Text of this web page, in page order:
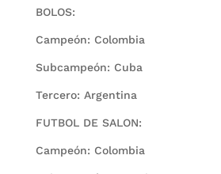
BOLOS:
Campeón: Colombia
Subcampeón: Cuba
Tercero: Argentina
FUTBOL DE SALON:
Campeón: Colombia